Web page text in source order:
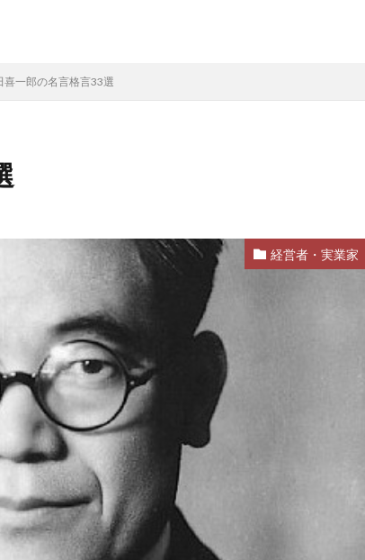
喜一郎の名言格言33選
経営者・実業家